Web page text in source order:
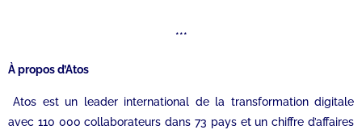
***
À propos d’Atos
Atos est un leader international de la transformation digitale
avec 110 000 collaborateurs dans 73 pays et un chiffre d’affaires